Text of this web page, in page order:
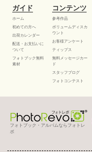
ガイド
ホーム
初めての方へ
出荷カレンダー
配送・お支払いに
ついて
フォトブック無料
素材
コンテンツ
参考作品
ボリュームディスカ
ウント
お客様アンケート
ティップス
無料メッセージカー
ド
スタッフブログ
フォトコンテスト
フォトブック・アルバムならフォトレ
ボ